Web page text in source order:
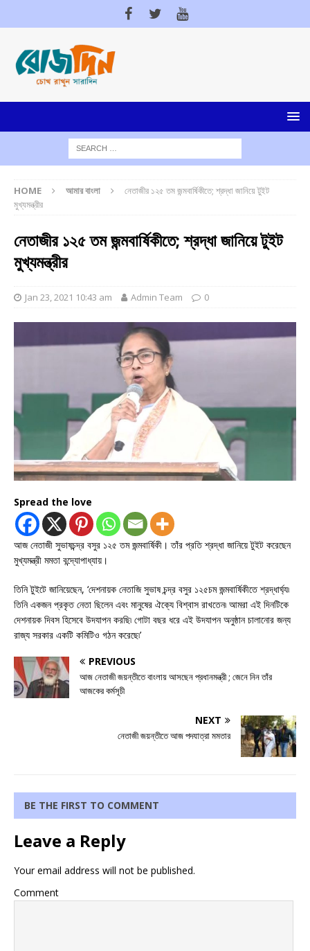
HOME আমার বাংলা
নেতাজীর ১২৫ তম জন্মবার্ষিকীতে; শ্রদ্ধা জানিয়ে টুইট
মুখ্যমন্ত্রীর
নেতাজীর ১২৫ তম জন্মবার্ষিকীতে; শ্রদ্ধা জানিয়ে টুইট
মুখ্যমন্ত্রীর
Jan 23, 2021 10:43 am Admin Team 0
Spread the love
আজ নেতাজী সুভাষচন্দ্র বসুর ১২৫ তম জন্মবার্ষিকী। তাঁর প্রতি শ্রদ্ধা জানিয়ে টুইট করেছেন
মুখ্যমন্ত্রী মমতা বন্দ্যোপাধ্যায়।
তিনি টুইটে জানিয়েছেন, ‘দেশনায়ক নেতাজি সুভাষ চন্দ্র বসুর ১২৫চম জন্মবার্ষিকীতে শ্রদ্ধার্ঘ্য৷
তিনি একজন প্রকৃত নেতা ছিলেন এবং মানুষের ঐক্যে বিশ্বাস রাখতেন৷ আমরা এই দিনটিকে
দেশনায়ক দিবস হিসেবে উদযাপন করছি৷ গোটা বছর ধরে এই উদযাপন অনুষ্ঠান চালানোর জন্য
রাজ্য সরকার একটি কমিটিও গঠন করেছে৷’
PREVIOUS
আজ নেতাজী জয়ন্তীতে বাংলায় আসছেন প্রধানমন্ত্রী ; জেনে নিন তাঁর
আজকের কর্মসূচী
NEXT
নেতাজী জয়ন্তীতে আজ পদযাত্রা মমতার
BE THE FIRST TO COMMENT
Leave a Reply
Your email address will not be published.
Comment